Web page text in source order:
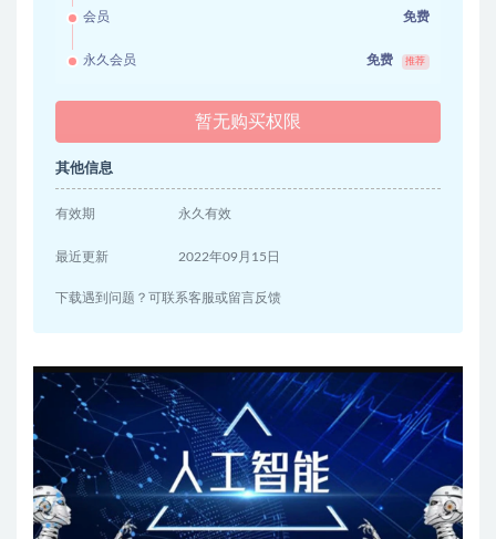
会员 免费
永久会员 免费 推荐
暂无购买权限
其他信息
有效期 永久有效
最近更新 2022年09月15日
下载遇到问题？可联系客服或留言反馈